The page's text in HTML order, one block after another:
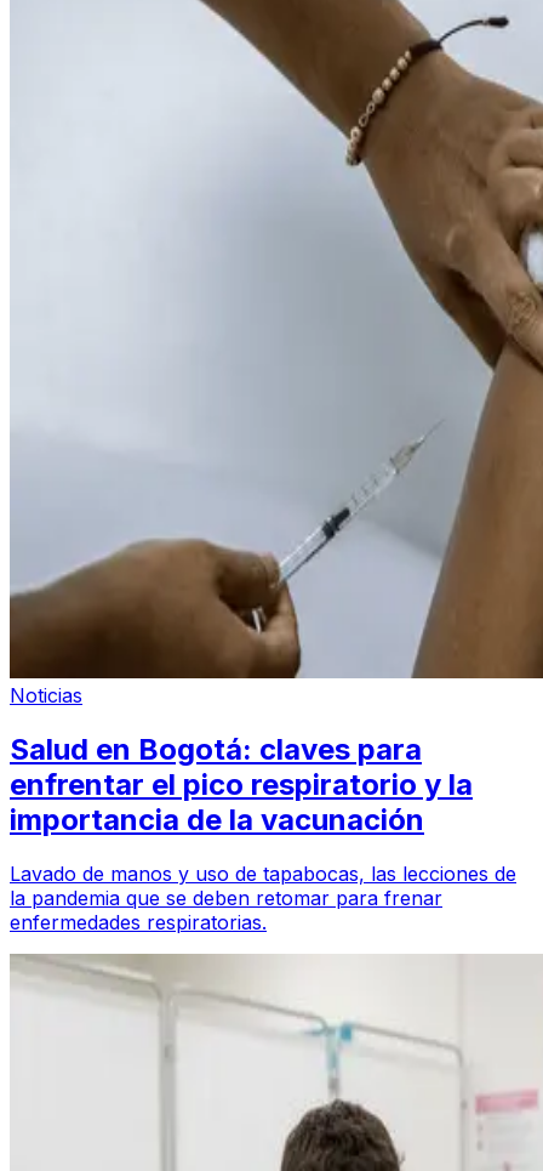
Noticias
Salud en Bogotá: claves para
enfrentar el pico respiratorio y la
importancia de la vacunación
Lavado de manos y uso de tapabocas, las lecciones de
la pandemia que se deben retomar para frenar
enfermedades respiratorias.